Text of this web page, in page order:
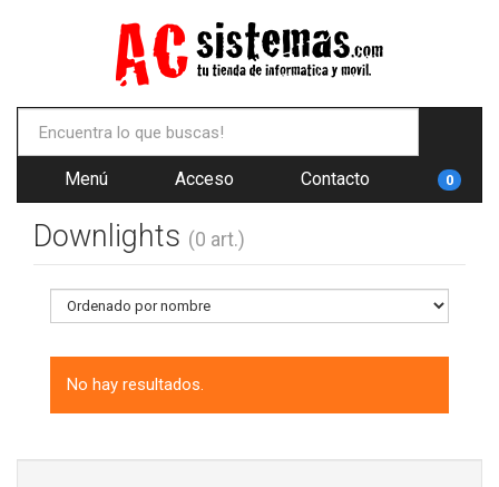
Menú Acceso Contacto 0
Downlights (0 art.)
No hay resultados.